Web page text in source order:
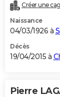
Créer une
Naissance
04/03/1926 à
Décès
19/04/2015 à
Pierre